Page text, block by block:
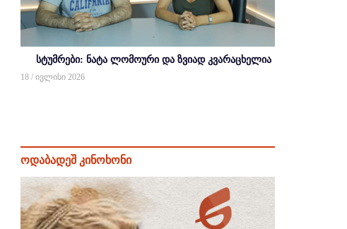
სტუმრები: ნატა ლომოური და ზვიად კვარაცხელია
18 / ივლისი 2026
ოდაბადეშ კინოხონი